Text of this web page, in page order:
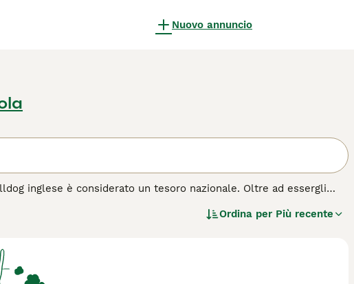
Nuovo annuncio
inglese è considerato un tesoro nazionale. Oltre ad essergli
Il cane tozzo e dal muso corto che vediamo oggi ebbe origine a
razza di cane.
Ordina per Più recente